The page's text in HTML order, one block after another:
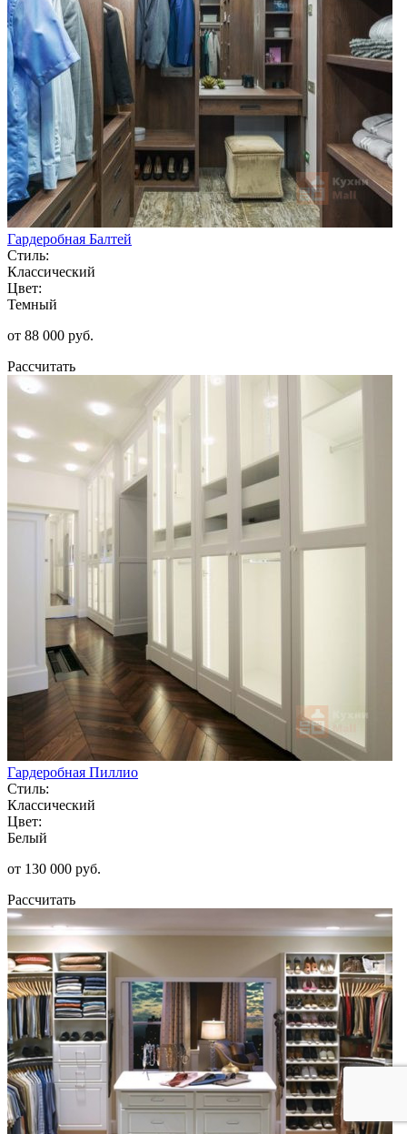
Гардеробная Балтей
Стиль:
Классический
Цвет:
Темный
от 88 000 руб.
Рассчитать
Гардеробная Пиллио
Стиль:
Классический
Цвет:
Белый
от 130 000 руб.
Рассчитать